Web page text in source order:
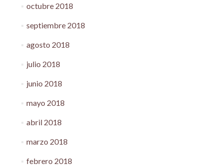
octubre 2018
septiembre 2018
agosto 2018
julio 2018
junio 2018
mayo 2018
abril 2018
marzo 2018
febrero 2018